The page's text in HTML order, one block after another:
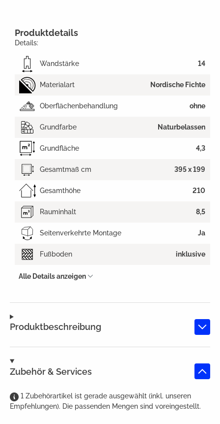
Produktbeschreibung
Zubehör & Services
1 Zubehörartikel ist gerade ausgewählt (inkl. unseren
Empfehlungen). Die passenden Mengen sind voreingestellt.
Produktdetails
Details:
Wandstärke 14
Materialart Nordische Fichte
Oberflächenbehandlung ohne
Grundfarbe Naturbelassen
Grundfläche 4,3
Gesamtmaß cm 395 x 199
Gesamthöhe 210
Rauminhalt 8,5
Seitenverkehrte Montage Ja
Fußboden inklusive
Alle Details anzeigen